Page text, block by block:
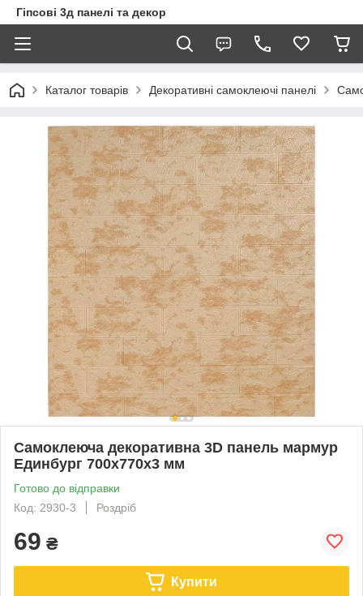
Гіпсові 3д панелі та декор
Каталог товарів Декоративні самоклеючі панелі
Самоклеюча декоративна 3D панель мармур
Единбург 700x770x3 мм
Готово до відправки
Код: 2930-3
Роздріб
69 ₴
Купити